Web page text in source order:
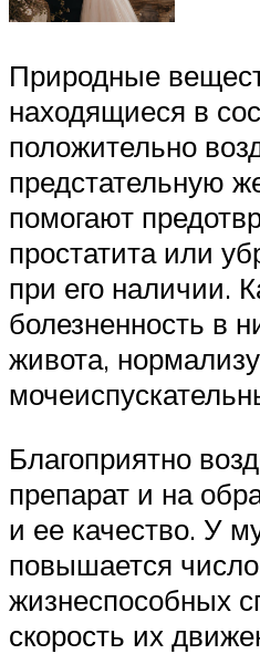
Природные
находящиеся в
положительно
предстательную
помогают
простатита или
при его наличии.
болезненность в
живота,
Благоприятно
препарат и на
и ее качество. У
повышается число
жизнеспособных
скорость их